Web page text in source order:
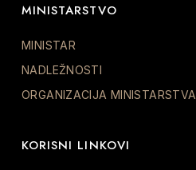
MINISTARSTVO
MINISTAR
NADLEŽNOSTI
ORGANIZACIJA MINISTARSTVA
KORISNI LINKOVI